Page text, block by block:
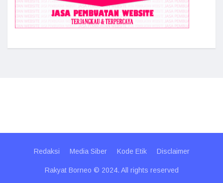
Redaksi Media Siber Kode Etik Disclaimer
Rakyat Borneo © 2024. All rights reserved